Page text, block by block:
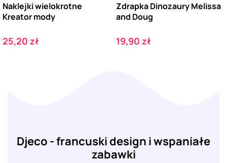
Naklejki wielokrotne
Kreator mody
Cena
25,20 zł
Zdrapka Dinozaury Melissa
and Doug
Cena
19,90 zł
Djeco - francuski design i wspaniałe
zabawki